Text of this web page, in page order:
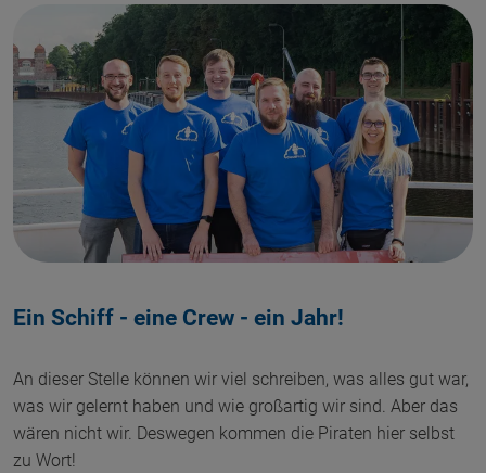
Ein Schiff - eine Crew - ein Jahr!
An dieser Stelle können wir viel schreiben, was alles gut war,
was wir gelernt haben und wie großartig wir sind. Aber das
wären nicht wir. Deswegen kommen die Piraten hier selbst
zu Wort!